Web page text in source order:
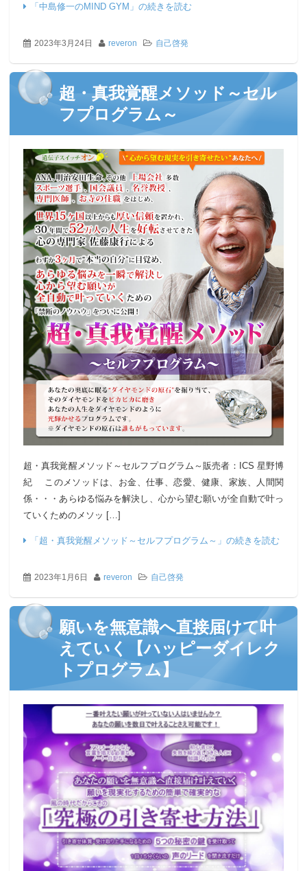
「中島修一のMIND GYM」の続きを読む
2023年3月24日 reveron 自己啓発
超・真我覚醒メソッド～セル
フプログラム～
超・真我覚醒メソッド～セルフプログラム～販売者：ICS 星野博
紀 このメソッドは、お金、仕事、恋愛、健康、家族、人間関
係・・・あらゆる悩みを解決し、心から望む願いが全自動で叶っ
ていくためのメソッ […]
「超・真我覚醒メソッド～セルフプログラム～」の続きを読む
2023年1月6日 reveron 自己啓発
願いを無意識へ直接届けて叶
えていく【ハッピーダイレク
トプログラム】